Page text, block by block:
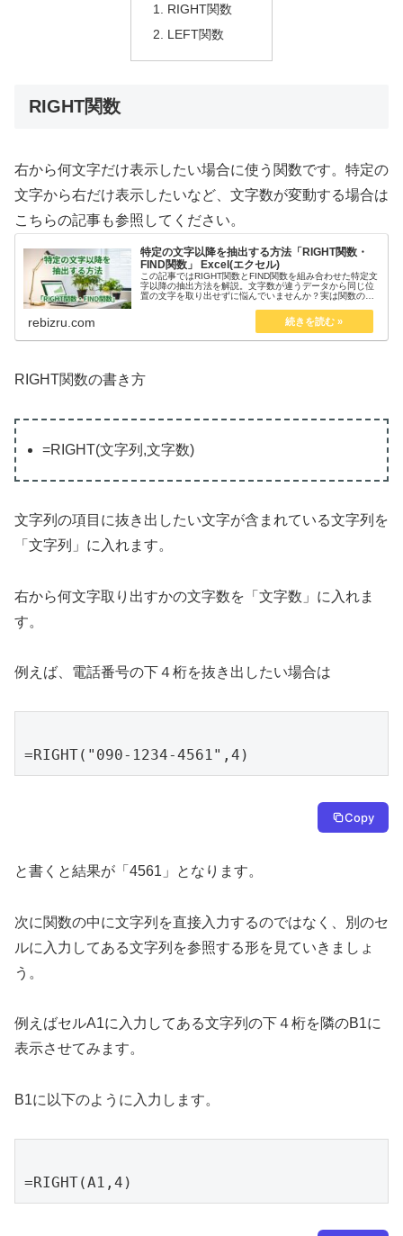
RIGHT関数
LEFT関数
RIGHT関数
右から何文字だけ表示したい場合に使う関数です。特定の
文字から右だけ表示したいなど、文字数が変動する場合は
こちらの記事も参照してください。
特定の文字以降を抽出する方法「RIGHT関数・
FIND関数」 Excel(エクセル)
この記事ではRIGHT関数とFIND関数を組み合わせた特定文
字以降の抽出方法を解説。文字数が違うデータから同じ位
置の文字を取り出せずに悩んでいませんか？実は関数の組
rebizru.com
RIGHT関数の書き方
=RIGHT(文字列,文字数)
文字列の項目に抜き出したい文字が含まれている文字列を
「文字列」に入れます。
右から何文字取り出すかの文字数を「文字数」に入れま
す。
例えば、電話番号の下４桁を抜き出したい場合は
=RIGHT("090-1234-4561",4)
Copy
と書くと結果が「4561」となります。
次に関数の中に文字列を直接入力するのではなく、別のセ
ルに入力してある文字列を参照する形を見ていきましょ
う。
例えばセルA1に入力してある文字列の下４桁を隣のB1に
表示させてみます。
B1に以下のように入力します。
=RIGHT(A1,4)